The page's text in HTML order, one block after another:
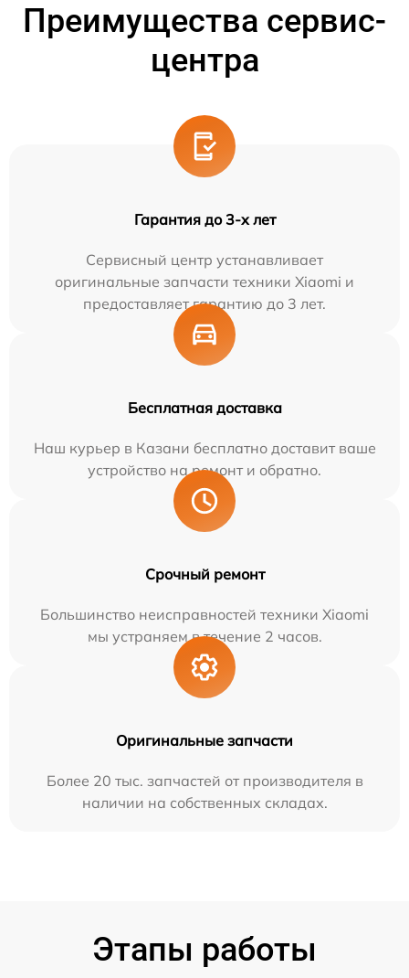
Преимущества сервис-
центра
Гарантия до 3-х лет
Сервисный центр устанавливает
оригинальные запчасти техники Xiaomi и
предоставляет гарантию до 3 лет.
Бесплатная доставка
Наш курьер в Казани бесплатно доставит ваше
устройство на ремонт и обратно.
Срочный ремонт
Большинство неисправностей техники Xiaomi
мы устраняем в течение 2 часов.
Оригинальные запчасти
Более 20 тыс. запчастей от производителя в
наличии на собственных складах.
Этапы работы